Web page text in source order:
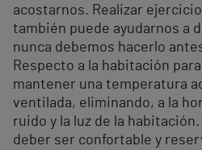
acostarnos. Realizar
también puede ayudarnos a
nunca debemos hacerlo
Respecto a la habitación
mantener una temperatura
ventilada, eliminando, a la
ruido y la luz de la habitación.
deber ser confortable y